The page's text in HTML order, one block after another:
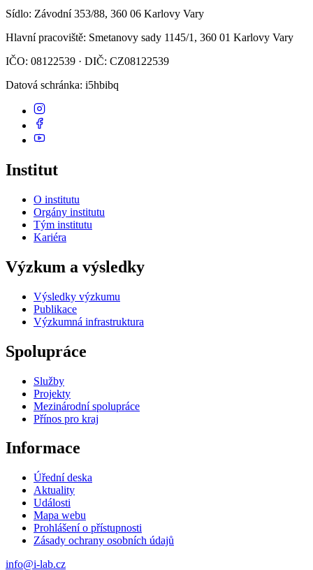
Sídlo: Závodní 353/88, 360 06 Karlovy Vary
Hlavní pracoviště: Smetanovy sady 1145/1, 360 01 Karlovy Vary
IČO: 08122539 · DIČ: CZ08122539
Datová schránka: i5hbibq
Institut
O institutu
Orgány institutu
Tým institutu
Kariéra
Výzkum a výsledky
Výsledky výzkumu
Publikace
Výzkumná infrastruktura
Spolupráce
Služby
Projekty
Mezinárodní spolupráce
Přínos pro kraj
Informace
Úřední deska
Aktuality
Události
Mapa webu
Prohlášení o přístupnosti
Zásady ochrany osobních údajů
info@i-lab.cz